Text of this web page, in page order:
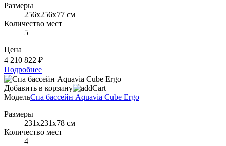
Размеры
256x256x77 см
Количество мест
5
Цена
4 210 822 ₽
Подробнее
Добавить в корзину
МодельСпа бассейн Aquavia Cube Ergo
Размеры
231х231х78 см
Количество мест
4